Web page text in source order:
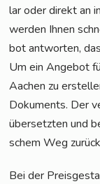
lar oder direkt an
wer­den Ihnen
bot ant­wor­ten,
Um ein Ange­bot
Aachen zu
Doku­ments. Der
über­setz­ten und
schem Weg
Bei der